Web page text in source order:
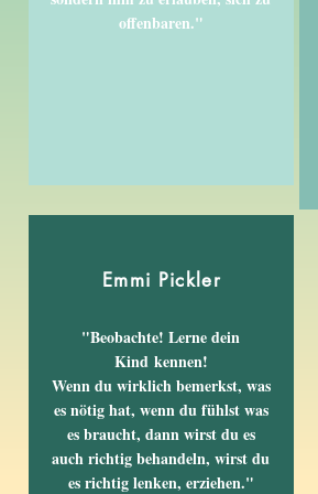
offenbaren."
Emmi Pickler
"Beobachte! Lerne dein
Kind kennen!
Wenn du wirklich bemerkst, was
es nötig hat, wenn du fühlst was
es braucht, dann wirst du es
auch richtig behandeln, wirst du
es richtig lenken, erziehen."